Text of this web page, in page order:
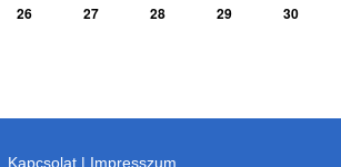
26 27 28 29
30
Kapcsolat | Impresszum